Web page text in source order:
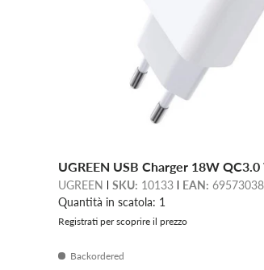
UGREEN USB Charger 18W
UGREEN SKU: 10133 EAN:
Quantità in scatola: 1
Registrati per scoprire il prezzo
Backordered